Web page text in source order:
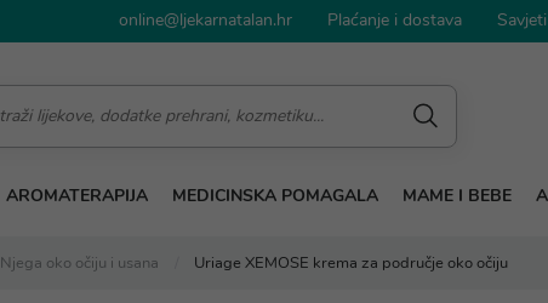
online@ljekarnatalan.hr Plaćanje i dostava
AROMATERAPIJA MEDICINSKA POMAGALA MAME I BEBE
Njega oko očiju i usana Uriage XEMOSE krema za područje oko očiju